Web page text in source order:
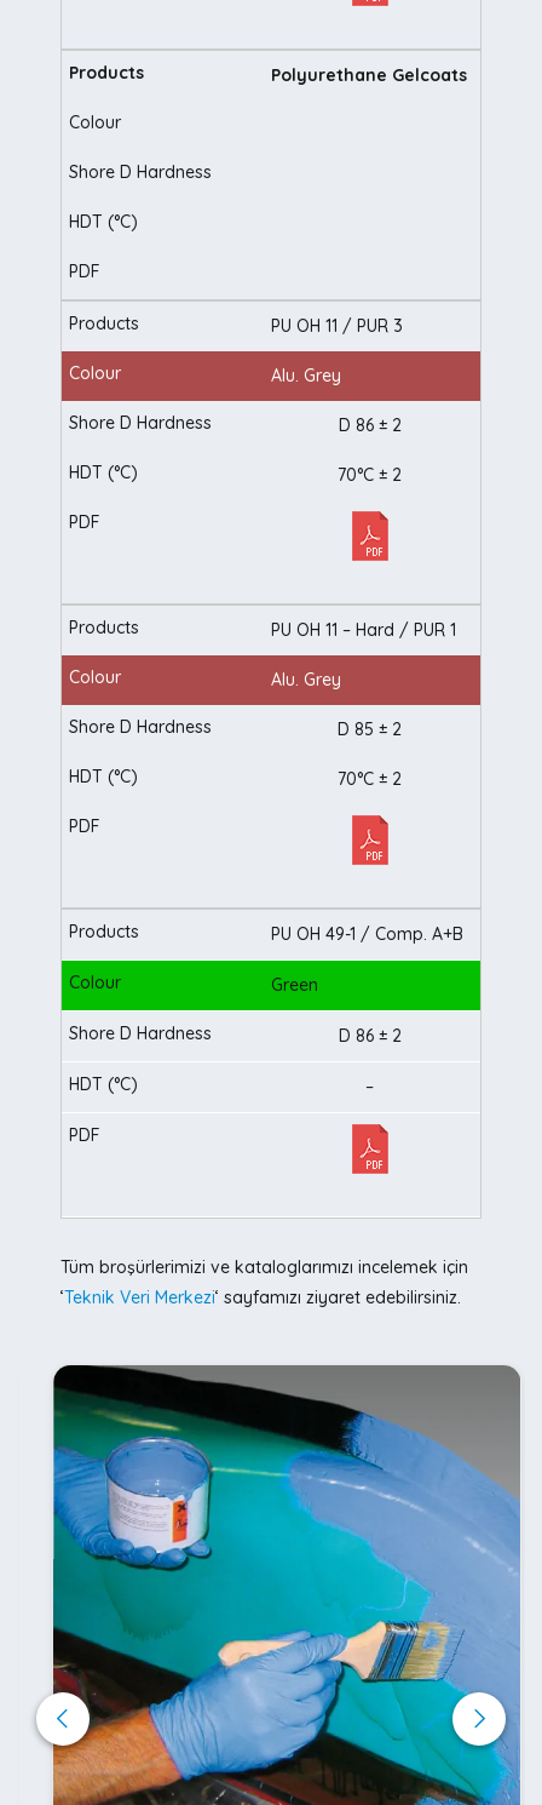
Polyurethane Gelcoats
PU OH 11 / PUR 3
Alu. Grey
D 86 ± 2
70°C ± 2
PU OH 11 – Hard / PUR 1
Alu. Grey
D 85 ± 2
70°C ± 2
PU OH 49-1 / Comp. A+B
Green
D 86 ± 2
–
Tüm broşürlerimizi ve kataloglarımızı incelemek için
‘Teknik Veri Merkezi‘ sayfamızı ziyaret edebilirsiniz.